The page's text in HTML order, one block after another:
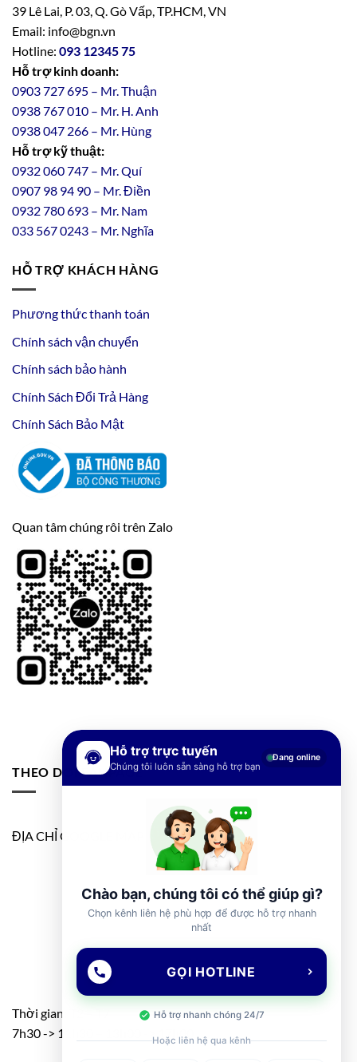
39 Lê Lai, P. 03, Q. Gò Vấp, TP.HCM, VN
Email: info@bgn.vn
Hotline: 093 12345 75
Hỗ trợ kinh doanh:
0903 727 695 – Mr. Thuận
0938 767 010 – Mr. H. Anh
0938 047 266 – Mr. Hùng
Hỗ trợ kỹ thuật:
0932 060 747 – Mr. Quí
0907 98 94 90 – Mr. Điền
0932780693 – Mr. Nam
033 567 0243 – Mr. Nghĩa
HỖ TRỢ KHÁCH HÀNG
Phương thức thanh toán
Chính sách vận chuyển
Chính sách bảo hành
Chính Sách Đổi Trả Hàng
Chính Sách Bảo Mật
Quan tâm chúng rôi trên Zalo
THEO DÕI FANPAGE
ĐỊA CHỈ GOOGLE MAP
Thời gian: T2 – T7
7h30 -> 11h30 – 13h00 -> 17h00
Hỗ trợ trực tuyến
Chúng tôi luôn sẵn sàng hỗ trợ bạn
Đang online
Chào bạn, chúng tôi có thể giúp gì?
Chọn kênh liên hệ phù hợp để được hỗ trợ nhanh
nhất
GỌI HOTLINE
Hỗ trợ nhanh chóng 24/7
Hoặc liên hệ qua kênh